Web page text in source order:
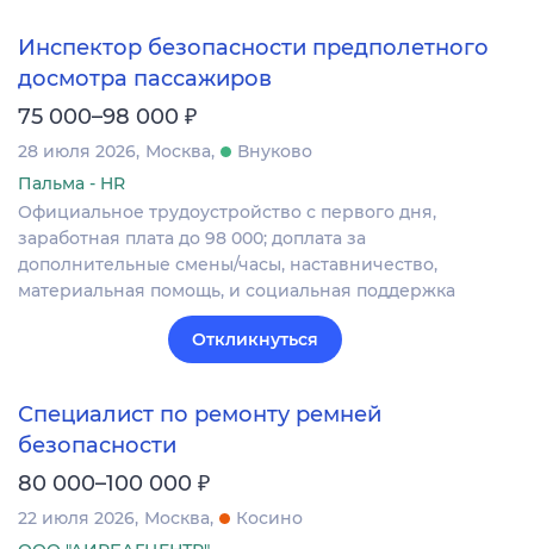
Инспектор безопасности предполетного
досмотра пассажиров
75 000–98 000 ₽
28 июля 2026 Москва
Внуково
Пальма - HR
Официальное трудоустройство с первого дня,
заработная плата до 98 000; доплата за
дополнительные смены/часы, наставничество,
материальная помощь, и социальная поддержка
Откликнуться
Специалист по ремонту ремней
безопасности
80 000–100 000 ₽
22 июля 2026 Москва
Косино